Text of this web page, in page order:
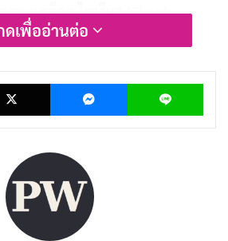
มรอยคล็อด ไซเรียส (Claude
ดังที่ครั้งหนึ่งยืนอยู่บนยอดสูงสุดของ
เวทมนตร์เลยแม้แต่นิด โอกาสของ
ะทั่งเธอพบกับแมวดำที่พูดได้และทำ
เธอจะช่วยแก้คำสาปของแมว และ
ห้เธอ
ละครที่มีความลึกมากที่สุดในเรื่อง เขา
สูงในวัยเพียงสิบเจ็ดปี ก่อนที่ชีวิตจะ
ดเพื่ออ่านต่อ
X Messenger Line